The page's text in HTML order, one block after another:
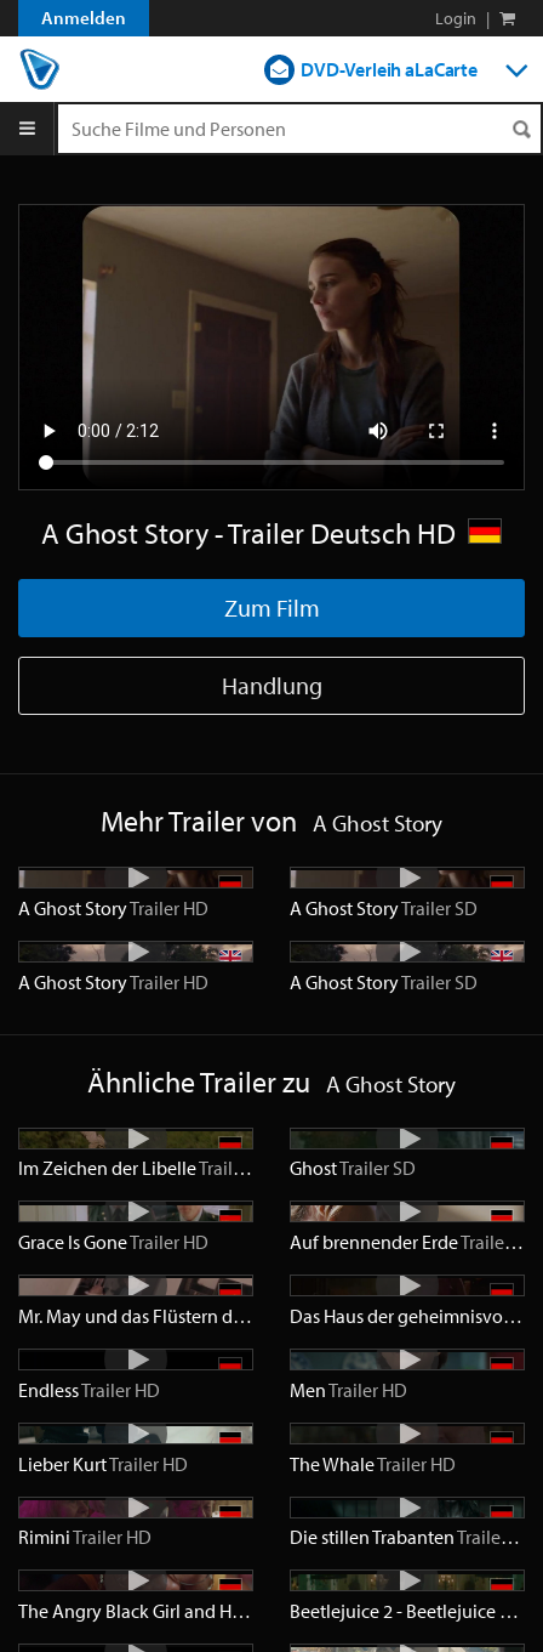
Anmelden Login |
DVD-Verleih aLaCarte
Shop
Blog
A Ghost Story - Trailer Deutsch HD
Zum Film
Handlung
Mehr Trailer von A Ghost Story
A Ghost StoryTrailer HD A Ghost StoryTrailer SD
A Ghost StoryTrailer HD A Ghost StoryTrailer SD
Ähnliche Trailer zu A Ghost Story
Im Zeichen der LibelleTrailer GhostTrailer SD
Grace Is GoneTrailer HD Auf brennender ErdeTrailer HD
Mr. May und das Flüstern der Ewigkeit TrailerHD Das Haus der geheimnisvollen Uhren
EndlessTrailer HD MenTrailer HD
Lieber KurtTrailer HD The WhaleTrailer HD
RiminiTrailer HD Die stillen TrabantenTrailer HD
The Angry Black Girl and Her Monster TrailerHD Beetlejuice 2 - Beetlejuice Beetlejuice